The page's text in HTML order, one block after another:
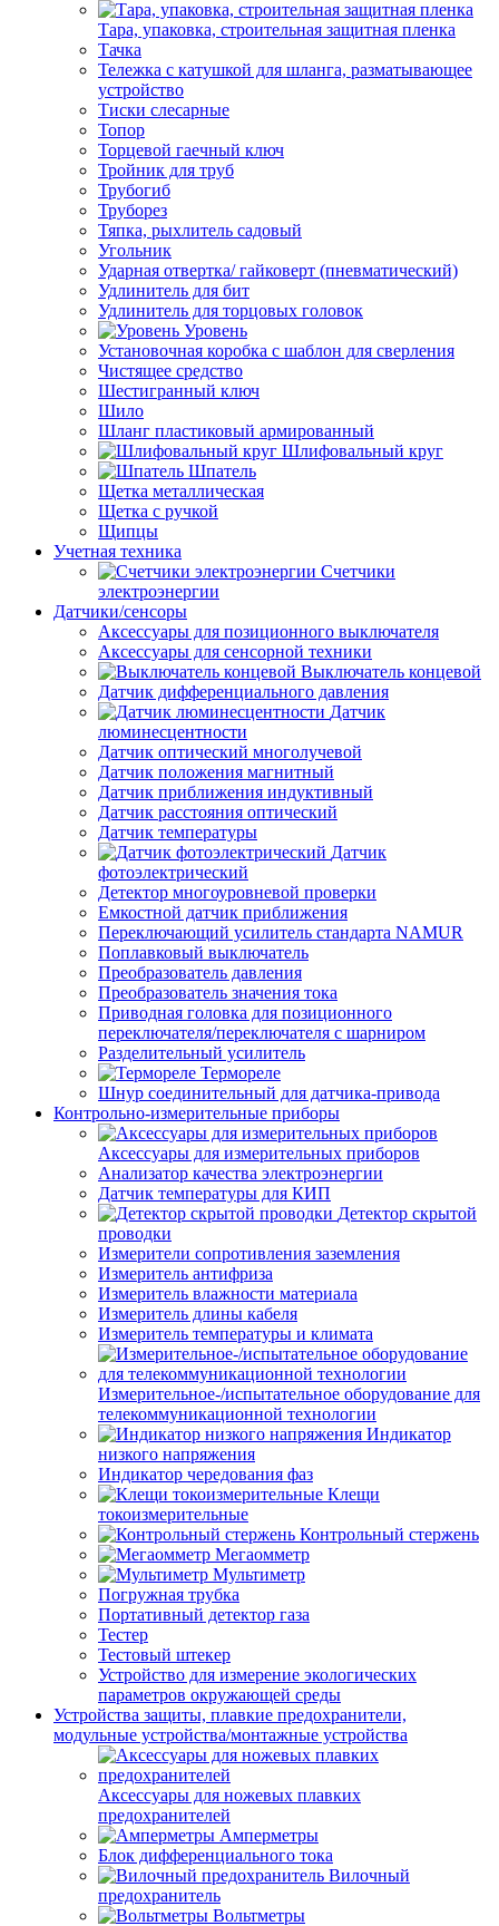
Тара, упаковка, строительная защитная пленка
Тачка
Тележка с катушкой для шланга, разматывающее
устройство
Тиски слесарные
Топор
Торцевой гаечный ключ
Тройник для труб
Трубогиб
Труборез
Тяпка, рыхлитель садовый
Угольник
Ударная отвертка/ гайковерт (пневматический)
Удлинитель для бит
Удлинитель для торцовых головок
Уровень
Установочная коробка с шаблон для сверления
Чистящее средство
Шестигранный ключ
Шило
Шланг пластиковый армированный
Шлифовальный круг
Шпатель
Щетка металлическая
Щетка с ручкой
Щипцы
Учетная техника
Счетчики
электроэнергии
Датчики/сенсоры
Аксессуары для позиционного выключателя
Аксессуары для сенсорной техники
Выключатель концевой
Датчик дифференциального давления
Датчик
люминесцентности
Датчик оптический многолучевой
Датчик положения магнитный
Датчик приближения индуктивный
Датчик расстояния оптический
Датчик температуры
Датчик
фотоэлектрический
Детектор многоуровневой проверки
Емкостной датчик приближения
Переключающий усилитель стандарта NAMUR
Поплавковый выключатель
Преобразователь давления
Преобразователь значения тока
Приводная головка для позиционного
переключателя/переключателя с шарниром
Разделительный усилитель
Термореле
Шнур соединительный для датчика-привода
Контрольно-измерительные приборы
Аксессуары для измерительных приборов
Анализатор качества электроэнергии
Датчик температуры для КИП
Детектор скрытой
проводки
Измерители сопротивления заземления
Измеритель антифриза
Измеритель влажности материала
Измеритель длины кабеля
Измеритель температуры и климата
Измерительное-/испытательное оборудование для
телекоммуникационной технологии
Индикатор
низкого напряжения
Индикатор чередования фаз
Клещи
токоизмерительные
Контрольный стержень
Мегаомметр
Мультиметр
Погружная трубка
Портативный детектор газа
Тестер
Тестовый штекер
Устройство для измерение экологических
параметров окружающей среды
Устройства защиты, плавкие предохранители,
модульные устройства/монтажные устройства
Аксессуары для ножевых плавких
предохранителей
Амперметры
Блок дифференциального тока
Вилочный
предохранитель
Вольтметры